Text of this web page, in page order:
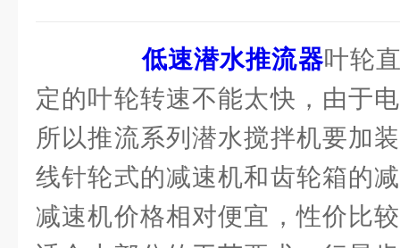
低速潜水推流器叶轮
定的叶轮转速不能太快，由于
所以推流系列潜水搅拌机要加
线针轮式的减速机和齿轮箱的
减速机价格相对便宜，性价比